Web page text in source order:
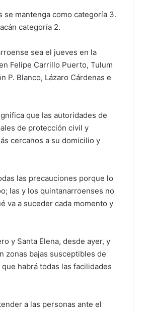
mantenga como categoría 3.
categoría 2.
sea el jueves en la
Felipe Carrillo Puerto, Tulum
P. Blanco, Lázaro Cárdenas e
que las autoridades de
de protección civil y
cercanos a su domicilio y
las precauciones porque lo
las y los quintanarroenses no
va a suceder cada momento y
y Santa Elena, desde ayer, y
zonas bajas susceptibles de
habrá todas las facilidades
a las personas ante el